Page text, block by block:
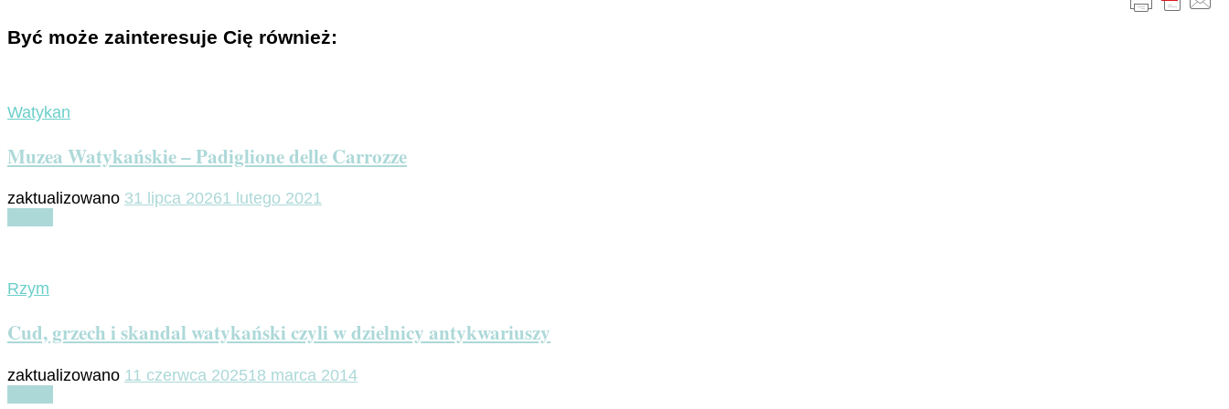
Być może zainteresuje Cię również:
Watykan
Muzea Watykańskie – Padiglione delle Carrozze
zaktualizowano 31 lipca 20261 lutego 2021
Rzym
Cud, grzech i skandal watykański czyli w dzielnicy antykwariuszy
zaktualizowano 11 czerwca 202518 marca 2014